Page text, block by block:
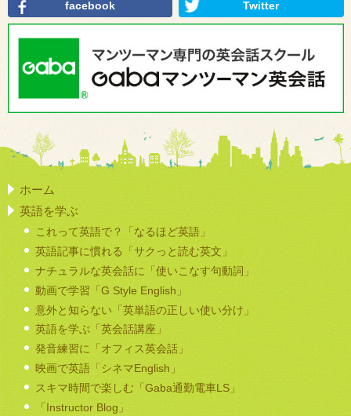
facebook Twitter
ホーム
英語を学ぶ
これって英語で？「なるほど英語」
英語記事に慣れる「サクっと読む英文」
ナチュラルな英会話に「使いこなす句動詞」
動画で学習「G Style English」
意外と知らない「英単語の正しい使い分け」
英語を学ぶ「英会話講座」
発音練習に「オフィス英会話」
映画で英語「シネマEnglish」
スキマ時間で楽しむ「Gaba通勤電車LS」
「Instructor Blog」